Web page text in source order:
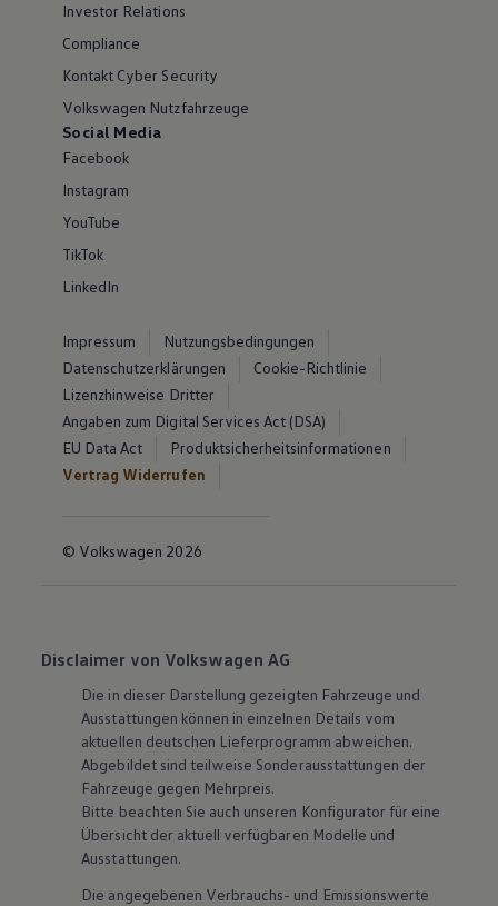
Investor Relations
Compliance
Kontakt Cyber Security
Volkswagen Nutzfahrzeuge
Social Media
Facebook
Instagram
YouTube
TikTok
LinkedIn
Impressum
Nutzungsbedingungen
Datenschutzerklärungen
Cookie-Richtlinie
Lizenzhinweise Dritter
Angaben zum Digital Services Act (DSA)
EU Data Act
Produktsicherheitsinformationen
Vertrag Widerrufen
© Volkswagen 2026
Disclaimer von Volkswagen AG
Die in dieser Darstellung gezeigten Fahrzeuge und
Ausstattungen können in einzelnen Details vom
aktuellen deutschen Lieferprogramm abweichen.
Abgebildet sind teilweise Sonderausstattungen der
Fahrzeuge gegen Mehrpreis.
Bitte beachten Sie auch unseren Konfigurator für eine
Übersicht der aktuell verfügbaren Modelle und
Ausstattungen.
Die angegebenen Verbrauchs- und Emissionswerte